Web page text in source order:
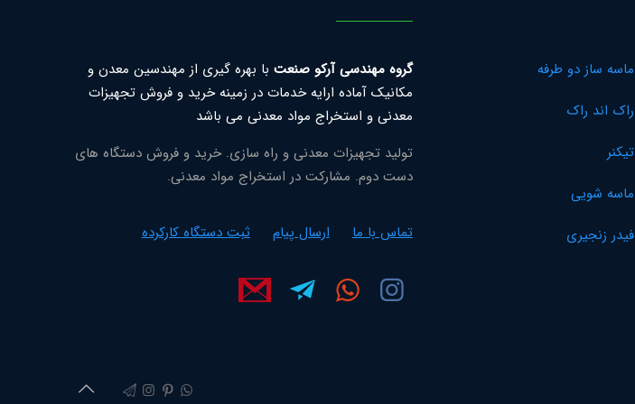
ماسه ساز دو طرفه
راک اند راک
تیکنر
ماسه شویی
فیدر زنجیری
گروه مهندسی آرکو صنعت با بهره گیری از مهندسین معدن و
مکانیک آماده ارایه خدمات در زمینه خرید و فروش تجهیزات
معدنی و استخراج مواد معدنی می باشد
تولید تجهیزات معدنی و راه سازی. خرید و فروش دستگاه های
دست دوم. مشارکت در استخراج مواد معدنی.
تماس با ما ارسال پیام ثبت دستگاه کارکرده